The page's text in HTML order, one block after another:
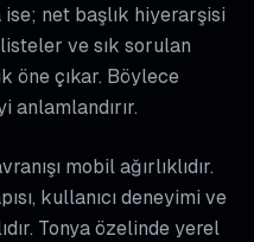
ise; net başlık hiyerarşisi
ve sık sorulan
öne çıkar. Böylece
anlamlandırır.
mobil ağırlıklıdır.
kullanıcı deneyimi ve
Tonya özelinde yerel